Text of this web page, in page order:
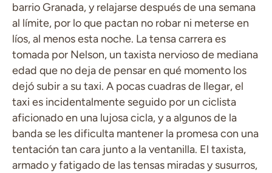
barrio Granada, y relajarse después de una semana
al límite, por lo que pactan no robar ni meterse en
líos, al menos esta noche. La tensa carrera es
tomada por Nelson, un taxista nervioso de mediana
edad que no deja de pensar en qué momento los
dejó subir a su taxi. A pocas cuadras de llegar, el
taxi es incidentalmente seguido por un ciclista
aficionado en una lujosa cicla, y a algunos de la
banda se les dificulta mantener la promesa con una
tentación tan cara junto a la ventanilla. El taxista,
armado y fatigado de las tensas miradas y susurros,